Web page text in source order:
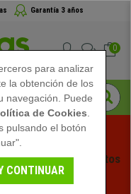
Garantía 3 años
0
Ofisillas! Descuentos
- Ver Promo
para analizar
la obtención de los
navegación. Puede
de Cookies
pulsando el botón
CONTINUAR